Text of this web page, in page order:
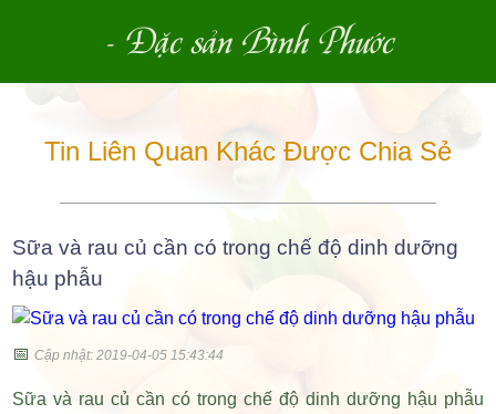
- Đặc sản Bình Phước
Tin Liên Quan Khác Được Chia Sẻ
Sữa và rau củ cần có trong chế độ dinh dưỡng
hậu phẫu
📅Cập nhật: 2019-04-05 15:43:44
Sữa và rau củ cần có trong chế độ dinh dưỡng hậu phẫu